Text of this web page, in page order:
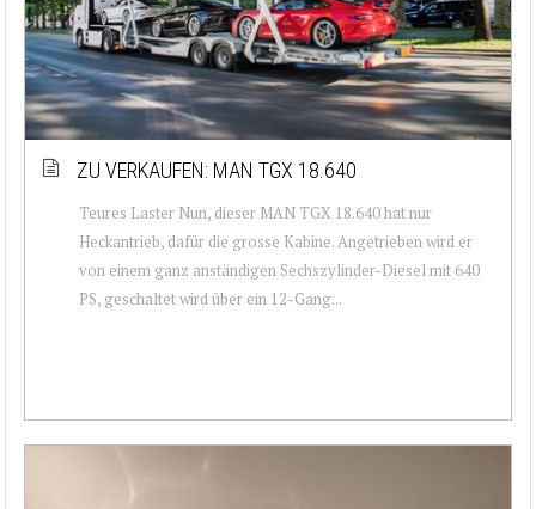
ZU VERKAUFEN: MAN TGX 18.640
Teures Laster Nun, dieser MAN TGX 18.640 hat nur
Heckantrieb, dafür die grosse Kabine. Angetrieben wird er
von einem ganz anständigen Sechszylinder-Diesel mit 640
PS, geschaltet wird über ein 12-Gang...